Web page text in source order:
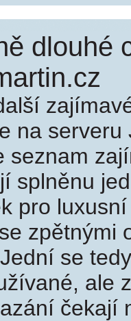
dlouhé
na serveru
seznam
splněnu
pro
zpětnými
se
ale
čekají